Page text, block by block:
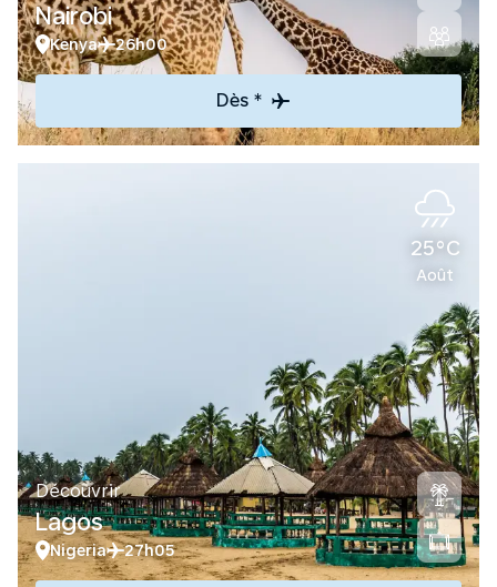
Nairobi
Kenya 26h00
Dès *
25°C
Août
Découvrir
Lagos
Nigeria 27h05